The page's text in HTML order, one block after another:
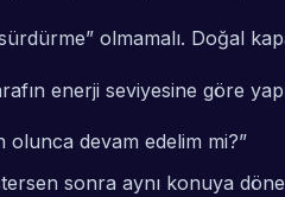
olmamalı. Doğal
enerji seviyesine göre
olunca devam edelim mi?”
sonra aynı konuya